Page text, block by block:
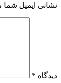
نشانی ایمیل شما
دیدگاه *